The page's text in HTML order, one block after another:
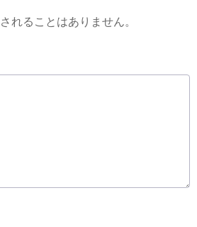
れることはありません。